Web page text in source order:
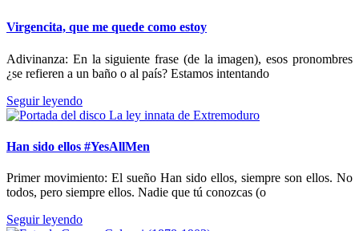
Virgencita, que me quede como estoy
Adivinanza: En la siguiente frase (de la imagen), esos pronombres
¿se refieren a un baño o al país? Estamos intentando
Seguir leyendo
Han sido ellos #YesAllMen
Primer movimiento: El sueño Han sido ellos, siempre son ellos. No
todos, pero siempre ellos. Nadie que tú conozcas (o
Seguir leyendo